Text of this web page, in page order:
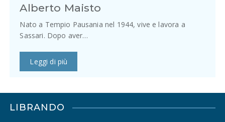
Alberto Maisto
Nato a Tempio Pausania nel 1944, vive e lavora a
Sassari. Dopo aver…
Leggi di più
LIBRANDO